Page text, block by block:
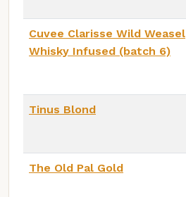
Cuvee Clarisse Wild Weasel
Whisky Infused (batch 6)
Tinus Blond
The Old Pal Gold